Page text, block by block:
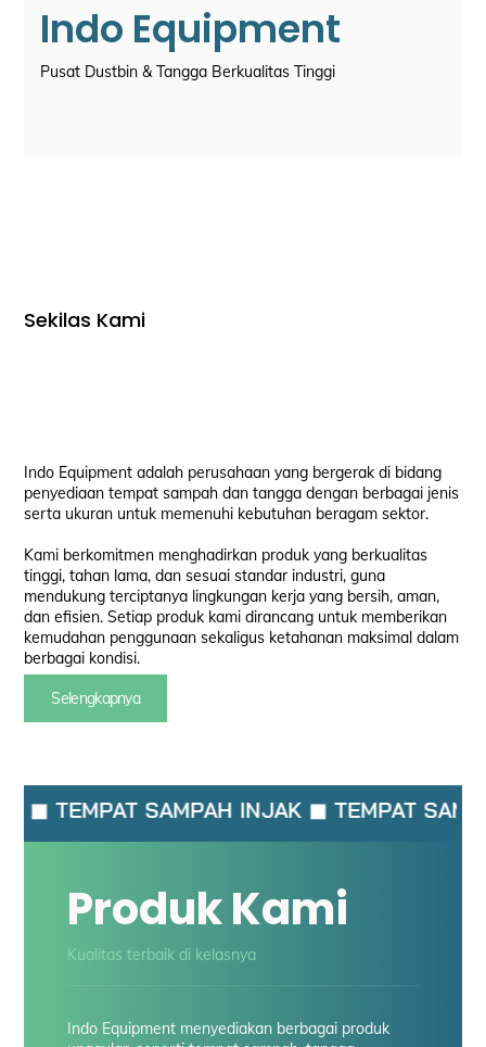
Indo Equipment
Pusat Dustbin & Tangga Berkualitas Tinggi
Sekilas Kami
Indo Equipment adalah perusahaan yang bergerak di bidang
penyediaan tempat sampah dan tangga dengan berbagai jenis
serta ukuran untuk memenuhi kebutuhan beragam sektor.
Kami berkomitmen menghadirkan produk yang berkualitas
tinggi, tahan lama, dan sesuai standar industri, guna
mendukung terciptanya lingkungan kerja yang bersih, aman,
dan efisien. Setiap produk kami dirancang untuk memberikan
kemudahan penggunaan sekaligus ketahanan maksimal dalam
berbagai kondisi.
Selengkapnya
SAMPAH INJAK ◼ TEMPAT SAMPAH PILAH
Indo Equipment menyediakan berbagai produk
Produk Kami
Kualitas terbaik di kelasnya